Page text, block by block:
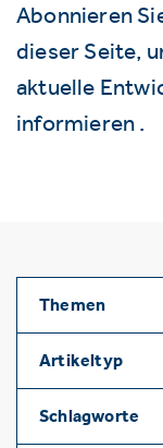
Abonnieren
dieser Seite,
aktuelle
informieren .
Themen
Artikeltyp
Schlagworte